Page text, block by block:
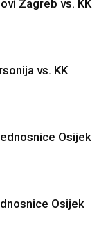
Zagreb vs. KK
vs. KK
Osijek
Osijek